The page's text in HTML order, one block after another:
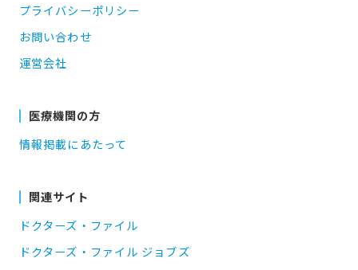
プライバシーポリシー
お問い合わせ
運営会社
医療機関の方
情報掲載にあたって
関連サイト
ドクターズ・ファイル
ドクターズ・ファイル ジョブズ